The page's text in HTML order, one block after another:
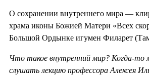
О сохранении внутреннего мира —
храма иконы Божией Матери «Всех
Большой Ордынке игумен Филарет
Что такое внутренний мир? Когда-то
слушать лекцию профессора Алексея